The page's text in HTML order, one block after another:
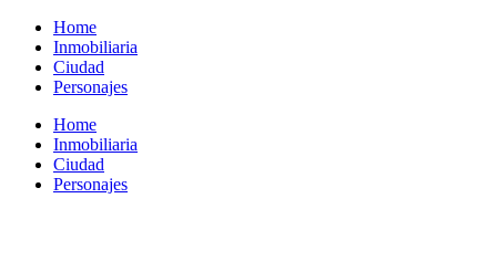
contenido
Home
Inmobiliaria
Ciudad
Personajes
Home
Inmobiliaria
Ciudad
Personajes